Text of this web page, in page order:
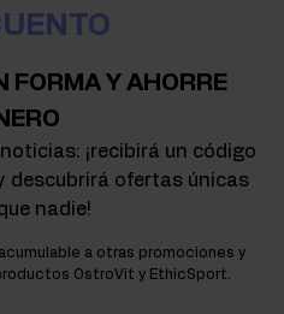
FORMA Y AHORRE
¡recibirá un código
descubrirá ofertas únicas
nadie!
a otras promociones y
OstroVit y EthicSport.